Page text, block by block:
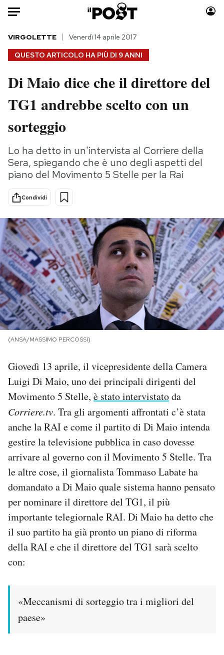
Auto
HOME
Italia
Politica
Tecnologia
Scienza
Cultura
Sport
Moda
Consumismi
Media
Europa
PODCAST
NEWSLETTER
I MIEI PREFERITI
SHOP
AREA PERSONALE
Area Personale
Newsletter
Notifiche mobile
Regala il Post
Hai bisogno di aiuto?
QUESTO ARTICOLO HA PIÙ DI 9 ANNI
VIRGOLETTE Venerdì 14 aprile 2017
Di Maio dice che il direttore del
TG1 andrebbe scelto con un
sorteggio
Lo ha detto in un'intervista al Corriere della
Sera, spiegando che è uno degli aspetti del
piano del Movimento 5 Stelle per la Rai
Condividi
(ANSA/MASSIMO PERCOSSI)
Giovedì 13 aprile, il vicepresidente della Camera
Luigi Di Maio, uno dei principali dirigenti del
Movimento 5 Stelle, è stato intervistatoda
Corriere.tv. Tra gli argomenti affrontati c’è stata
anche la RAI e come il partito di Di Maio intenda
gestire la televisione pubblica in caso dovesse
arrivare al governo con il Movimento 5 Stelle. Tra
le altre cose, il giornalista Tommaso Labate ha
domandato a Di Maio quale sistema hanno pensato
per nominare il direttore del TG1, il più
importante telegiornale RAI. Di Maio ha detto che
il suo partito ha già pronto un piano di riforma
della RAI e che il direttore del TG1 sarà scelto
con:
«Meccanismi di sorteggio tra i migliori del
paese»